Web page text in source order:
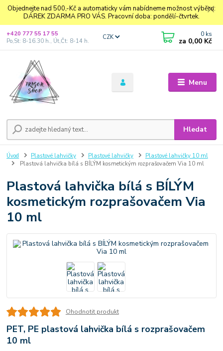
Objednejte nad 500,-Kč a automaticky vám nabídneme možnost výběru:
DÁREK ZDARMA PRO VÁS. Pracovní doba: pondělí-čtvrtek.
Menu
CZK
Hledat
+420 777 55 17 55
Po,St: 8-16.30 h., Út,Čt: 8-14 h.
0 ks
za 0,00 Kč
Úvod Plastové lahvičky Plastové lahvičky
Plastové lahvičky 10 ml
Plastová lahvička bílá s BÍLÝM kosmetickým rozprašovačem Via 10 ml
Plastová lahvička bílá s BÍLÝM
kosmetickým rozprašovačem Via
10 ml
Ohodnotit produkt
PET, PE plastová lahvička bílá s rozprašovačem
10 ml